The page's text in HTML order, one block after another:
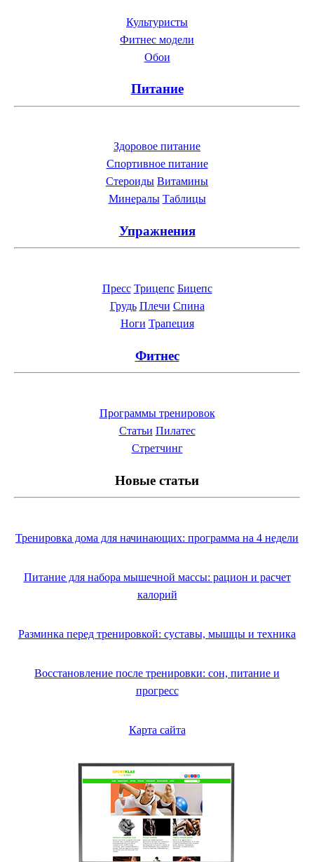
Культуристы
Фитнес модели
Обои
Питание
Здоровое питание
Спортивное питание
Стероиды Витамины
Минералы Таблицы
Упражнения
Пресс Трицепс Бицепс
Грудь Плечи Спина
Ноги Трапеция
Фитнес
Программы тренировок
Статьи Пилатес
Cтретчинг
Новые статьи
Тренировка дома для начинающих: программа на 4 недели
Питание для набора мышечной массы: рацион и расчет
калорий
Разминка перед тренировкой: суставы, мышцы и техника
Восстановление после тренировки: сон, питание и
прогресс
Карта сайта